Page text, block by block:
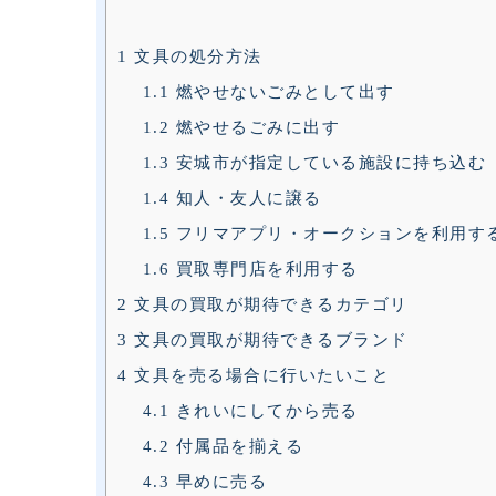
1 文具の処分方法
1.1 燃やせないごみとして出す
1.2 燃やせるごみに出す
1.3 安城市が指定している施設に持ち込む
1.4 知人・友人に譲る
1.5 フリマアプリ・オークションを利用す
1.6 買取専門店を利用する
2 文具の買取が期待できるカテゴリ
3 文具の買取が期待できるブランド
4 文具を売る場合に行いたいこと
4.1
きれいにしてから売る
4.2 付属品を揃える
4.3 早めに売る